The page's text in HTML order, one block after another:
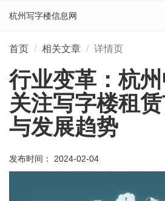
杭州写字楼信息网
首页 相关文章 详情页
行业变革：杭
关注写字楼租
与发展趋势
发布时间： 2024-02-04